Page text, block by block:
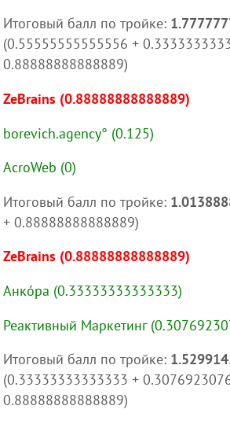
Итоговый балл по тройке:
(0.55555555555556 +
0.88888888888889)
ZeBrains (0.88888888888889)
borevich.agency° (0.125)
AcroWeb (0)
Итоговый балл по тройке:
+ 0.88888888888889)
ZeBrains (0.88888888888889)
Анкóра (0.33333333333333)
Реактивный Маркетинг
Итоговый балл по тройке:
(0.33333333333333 +
0.88888888888889)